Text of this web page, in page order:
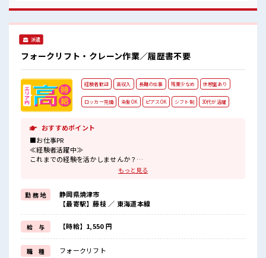
ていきましょう！ ≪様々なお仕事をご提案≫ 一人で悩まず気
軽に相談できる、 派遣のお仕事です！ ■職場の雰囲気 少人数
休憩室で自分タイム！ のんびりスマホチェック♪
派遣
フォークリフト・クレーン作業／履歴書不要
経験者歓迎 高収入 長期の仕事 残業少なめ 休憩室あり
ロッカー完備 染髪OK ピアスOK シフト制 30代が活躍
おすすめポイント
■お仕事PR
≪経験者活躍中≫
これまでの経験を活かしませんか？
≪無理なく働ける≫
場合によってはお願いすることもありますが、
残業はほとんどナシ！
≪髪型自由≫
基本的に髪色自由で明るすぎたり奇抜でなければOKです！
(規定有)≪収入アップを目指せる≫
高時給だらけの派遣のお仕事です！
もっと見る
勤 務 地
静岡県焼津市
【最寄駅】藤枝 ／ 東海道本線
給 与 【時給】1,550 円
職 種 フォークリフト